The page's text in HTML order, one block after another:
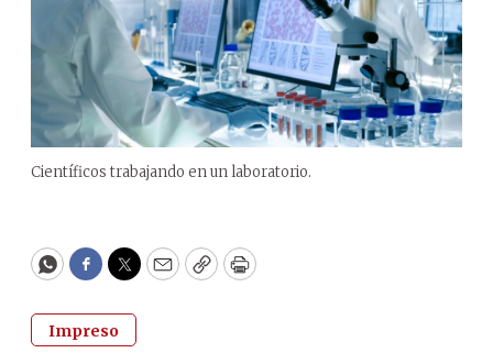
Científicos trabajando en un laboratorio.
WhatsApp
Facebook
Twitter
EmailCopyPrint
Impreso